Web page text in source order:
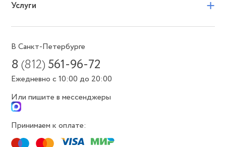
Услуги +
В Санкт-Петербурге
8(812) 561-96-72
Ежедневно с 10:00 до 20:00
Или пишите в мессенджеры
Принимаем к оплате: